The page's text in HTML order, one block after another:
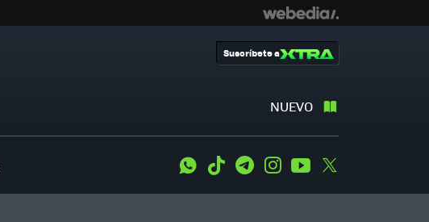
NUEVO
Suscríbete a
WhatsApp
Tiktok TelegramInstagramYoutube